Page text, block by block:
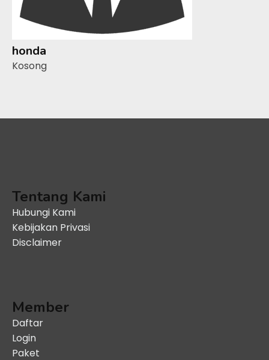
honda
Kosong
Tentang Kami
Hubungi Kami
Kebijakan Privasi
Disclaimer
Member
Daftar
Login
Paket